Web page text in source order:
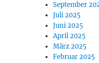
September
Juli 2025
Juni 2025
April 2025
März 2025
Februar 2025